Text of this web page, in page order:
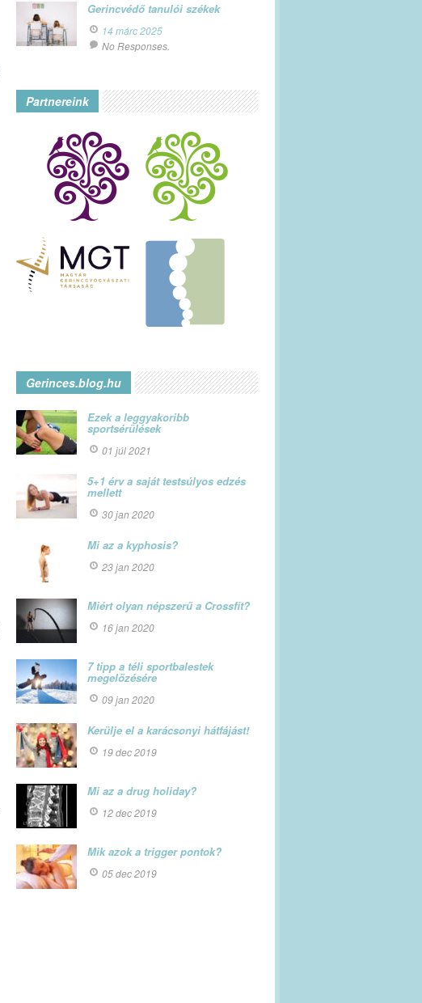
Gerincvédő tanulói székek
14 márc 2025
No Responses.
Partnereink
Gerinces.blog.hu
Ezek a leggyakoribb
sportsérülések
01 júl 2021
5+1 érv a saját testsúlyos edzés
mellett
30 jan 2020
Mi az a kyphosis?
23 jan 2020
Miért olyan népszerű a Crossfit?
16 jan 2020
7 tipp a téli sportbalestek
megelőzésére
09 jan 2020
Kerülje el a karácsonyi hátfájást!
19 dec 2019
Mi az a drug holiday?
12 dec 2019
Mik azok a trigger pontok?
05 dec 2019